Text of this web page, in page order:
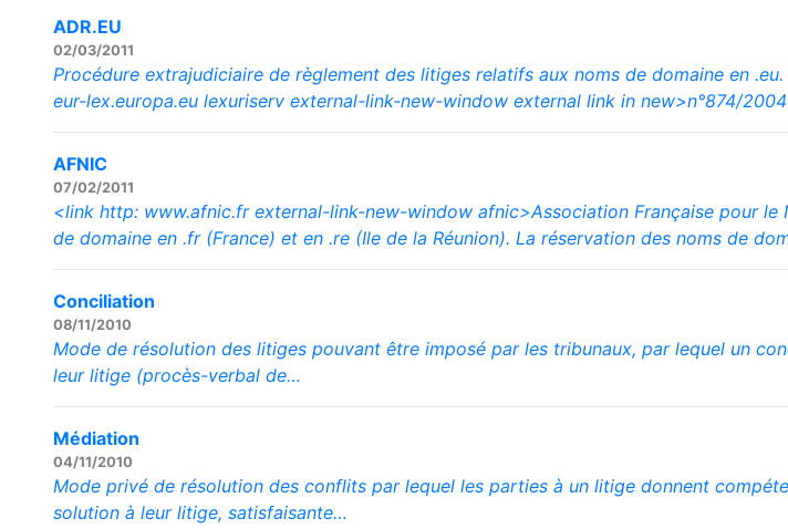
ADR.EU
02/03/2011
Procédure extrajudiciaire de règlement des litiges relatifs aux noms de domaine en
eur-lex.europa.eu lexuriserv external-link-new-window external link in new>n°874/
AFNIC
07/02/2011
<link http: www.afnic.fr external-link-new-window afnic>Association Française pour
de domaine en .fr (France) et en .re (Ile de la Réunion). La réservation des noms de
Conciliation
08/11/2010
Mode de résolution des litiges pouvant être imposé par les tribunaux, par lequel un
leur litige (procès-verbal de…
Médiation
04/11/2010
Mode privé de résolution des conflits par lequel les parties à un litige donnent
solution à leur litige, satisfaisante…